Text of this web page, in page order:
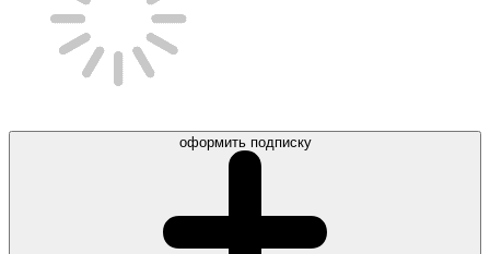
оформить подписку